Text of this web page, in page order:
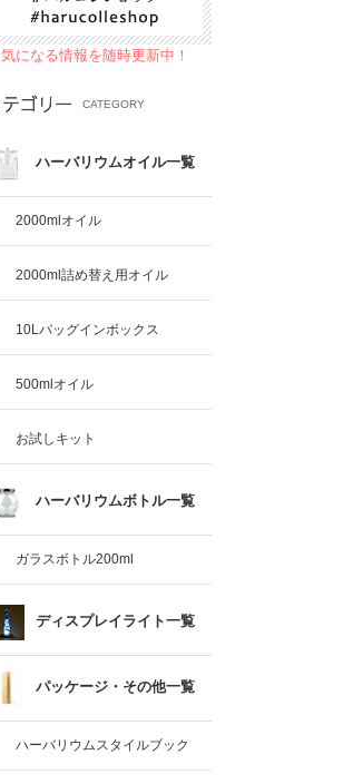
気になる情報を随時更新中！
CATEGORY
ハーバリウムオイル一覧
2000mlオイル
2000ml詰め替え用オイル
10Lバッグインボックス
500mlオイル
お試しキット
ハーバリウムボトル一覧
ガラスボトル200ml
ディスプレイライト一覧
パッケージ・その他一覧
ハーバリウムスタイルブック